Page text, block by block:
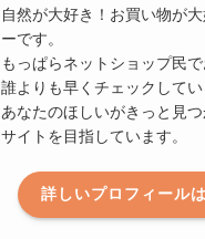
自然が大好き！お買い物が
ーです。
もっぱらネットショップ民
誰よりも早くチェックしてい
あなたのほしいがきっと見
サイトを目指しています。
詳しいプロフィール